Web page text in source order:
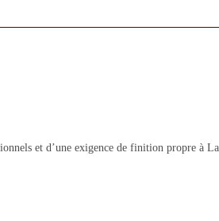
et d’une exigence de finition propre à